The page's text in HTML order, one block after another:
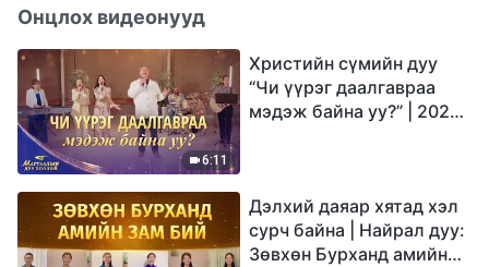
Онцлох видеонууд
6:11
Христийн сүмийн дуу
“Чи үүрэг даалгавраа
мэдэж байна уу?” | 2026
Дэлхий даяар хятад хэл
сурч байна | Найрал дуу:
Зөвхөн Бурханд амийн